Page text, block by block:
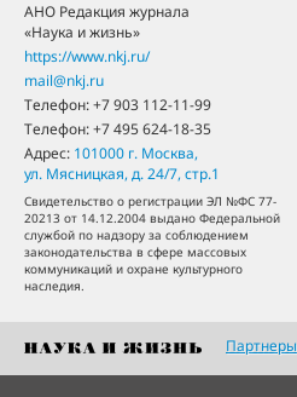
АНО Редакция журнала
«Наука и жизнь»
https://www.nkj.ru/
mail@nkj.ru
Телефон:+7 903 112-11-99
Телефон:+7 495 624-18-35
Адрес: 101000 г. Москва,
ул. Мясницкая, д. 24/7, стр.1
Свидетельство о регистрации ЭЛ №ФС 77-
20213 от 14.12.2004 выдано Федеральной
службой по надзору за соблюдением
законодательства в сфере массовых
коммуникаций и охране культурного
наследия.
Партнеры